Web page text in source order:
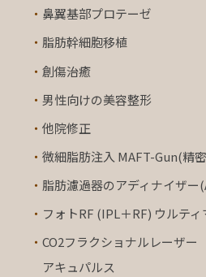
・ 鼻翼基部プロテーゼ
・ 脂肪幹細胞移植
・ 創傷治癒
・ 男性向けの美容整形
・ 他院修正
・ 微細脂肪注入 MAFT-Gun(精
・ 脂肪濾過器のアディナイザ
・ フォトRF (IPL＋RF) ウルティ
・ CO2フラクショナルレーザー
アキュパルス